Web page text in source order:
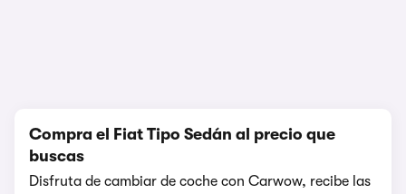
Compra el Fiat Tipo Sedán al precio que
buscas
Disfruta de cambiar de coche con Carwow, recibe las